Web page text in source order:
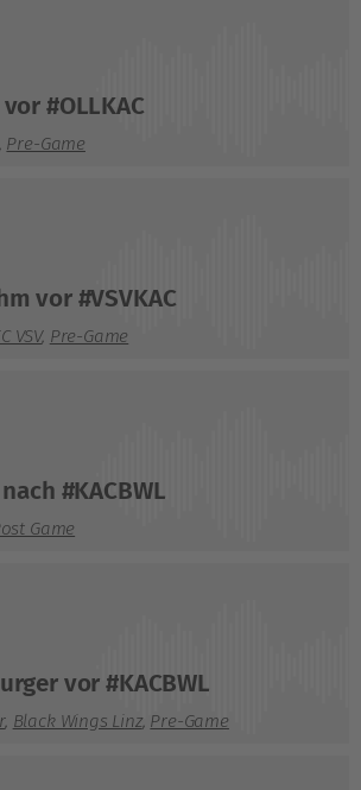
#OLLKAC
, Pre-Game
vor #VSVKAC
VSV, Pre-Game
#KACBWL
Game
vor #KACBWL
, Black Wings Linz, Pre-Game